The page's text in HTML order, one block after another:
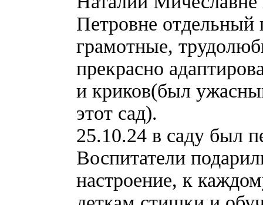
Петровне отдельный
грамотные,
прекрасно
и криков(был
этот сад).
25.10.24 в саду был
Воспитатели
настроение, к